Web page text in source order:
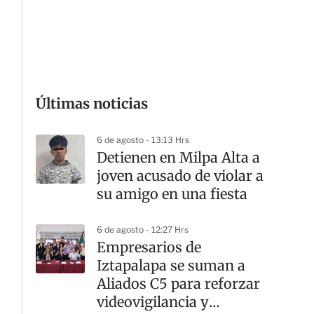
Últimas noticias
6 de agosto - 13:13 Hrs
Detienen en Milpa Alta a
joven acusado de violar a
su amigo en una fiesta
6 de agosto - 12:27 Hrs
Empresarios de
Iztapalapa se suman a
Aliados C5 para reforzar
videovigilancia y